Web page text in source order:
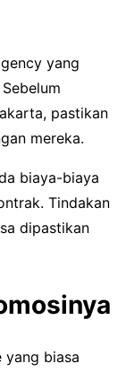
yang
pastikan
mereka.
biaya-biaya
Tindakan
dipastikan
yang biasa